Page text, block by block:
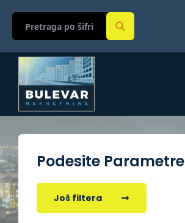
Podesite Parametre
Još filtera